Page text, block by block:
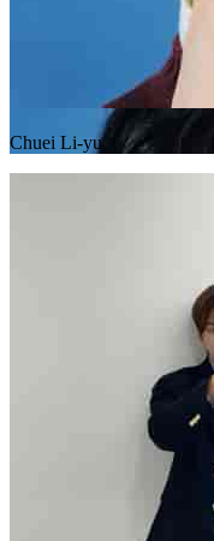
Chuei Li-yu